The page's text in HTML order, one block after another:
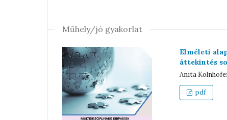
Műhely/jó gyakorlat
Elméleti
áttekintés
Anita
pdf